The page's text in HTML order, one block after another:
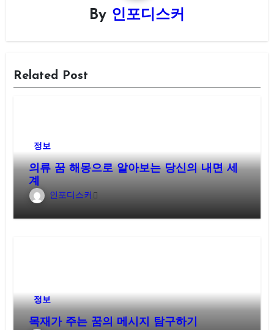
By 인포디스커
Related Post
정보
의류 꿈 해몽으로 알아보는 당신의 내면 세
계
인포디스커
정보
목재가 주는 꿈의 메시지 탐구하기